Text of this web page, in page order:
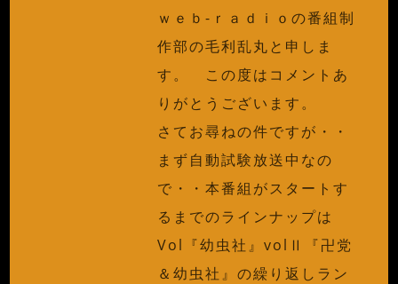
ｗｅｂ-ｒａｄｉｏの番組制
作部の毛利乱丸と申しま
す。 この度はコメントあ
りがとうございます。
さてお尋ねの件ですが・・
まず自動試験放送中なの
で・・本番組がスタートす
るまでのラインナップは
Vol『幼虫社』volⅡ『卍党
＆幼虫社』の繰り返しラン